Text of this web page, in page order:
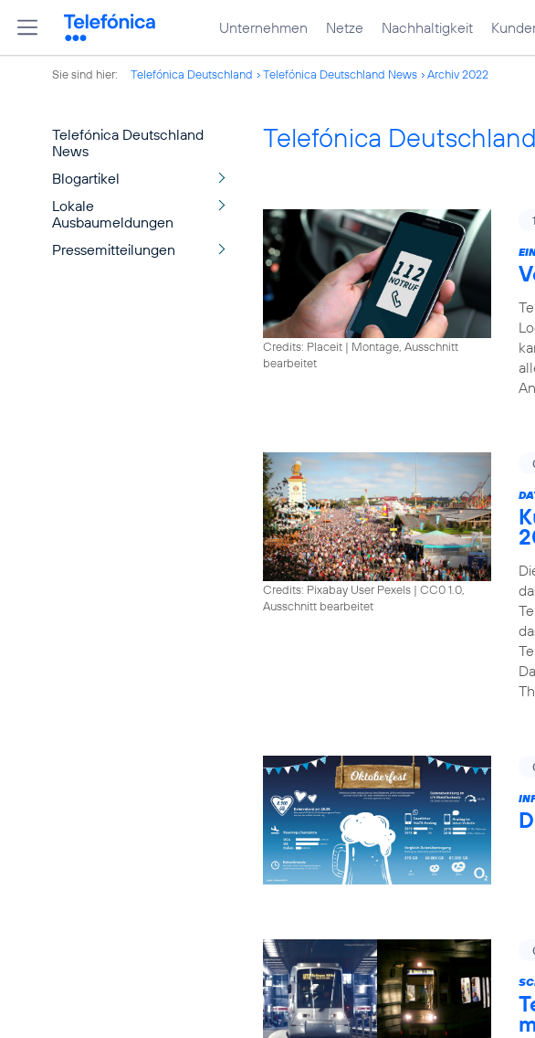
Unternehmen Netze Nachhaltigkeit
Sie sind hier: Telefónica Deutschland Telefónica Deutschland News Archiv 2022
Telefónica Deutschland
News
Blogartikel
Lokale
Ausbaumeldungen
Pressemitteilungen
Telefónica
Credits: Placeit | Montage, Ausschnitt
bearbeitet
Credits: Pixabay User Pexels | CC0 1.0,
Ausschnitt bearbeitet